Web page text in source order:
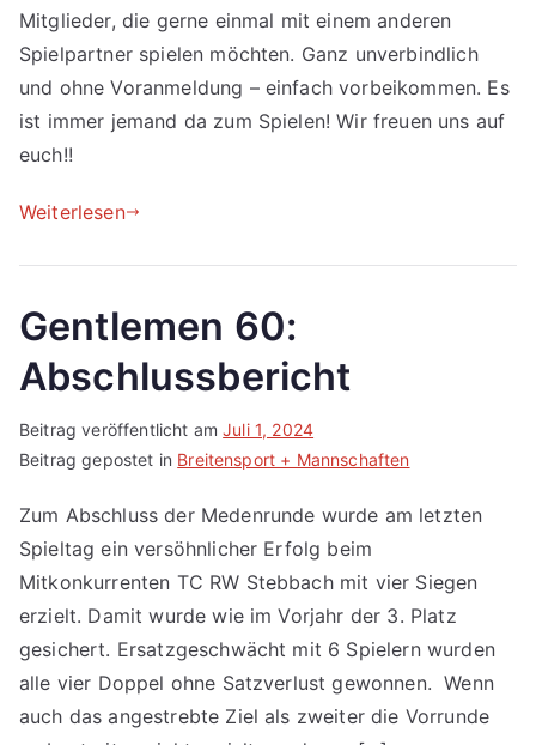
Mitglieder, die gerne einmal mit einem anderen
Spielpartner spielen möchten. Ganz unverbindlich
und ohne Voranmeldung – einfach vorbeikommen. Es
ist immer jemand da zum Spielen! Wir freuen uns auf
euch!!
Weiterlesen
Gentlemen 60:
Abschlussbericht
Beitrag veröffentlicht amJuli 1, 2024
Beitrag gepostet in Breitensport + Mannschaften
Zum Abschluss der Medenrunde wurde am letzten
Spieltag ein versöhnlicher Erfolg beim
Mitkonkurrenten TC RW Stebbach mit vier Siegen
erzielt. Damit wurde wie im Vorjahr der 3. Platz
gesichert. Ersatzgeschwächt mit 6 Spielern wurden
alle vier Doppel ohne Satzverlust gewonnen. Wenn
auch das angestrebte Ziel als zweiter die Vorrunde